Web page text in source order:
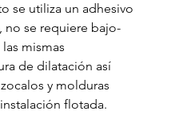
se utiliza un adhesivo
no se requiere bajo-
mismas
de dilatación así
y molduras
flotada.